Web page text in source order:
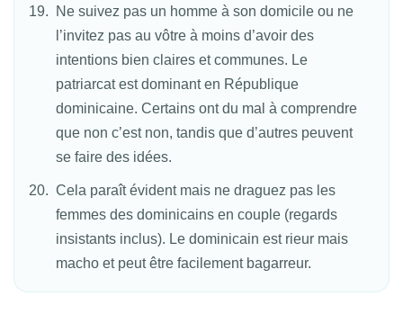
Ne suivez pas un homme à son domicile ou ne
l’invitez pas au vôtre à moins d’avoir des
intentions bien claires et communes. Le
patriarcat est dominant en République
dominicaine. Certains ont du mal à comprendre
que non c’est non, tandis que d’autres peuvent
se faire des idées.
Cela paraît évident mais ne draguez pas les
femmes des dominicains en couple (regards
insistants inclus). Le dominicain est rieur mais
macho et peut être facilement bagarreur.